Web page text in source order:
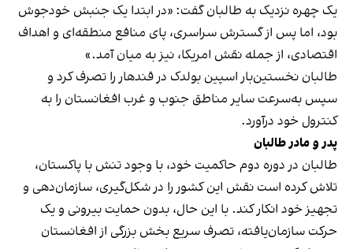
یک چهره نزدیک به طالبان گفت: «در ابتدا یک جنبش خودجوش
بود، اما پس از گسترش سراسری، پای منافع منطقه‌ای و اهداف
اقتصادی، از جمله نقش امریکا، نیز به میان آمد.»
طالبان نخستین‌بار اسپین بولدک در قندهار را تصرف کرد و
سپس به‌سرعت سایر مناطق جنوب و غرب افغانستان را به
کنترول خود درآورد.
پدر و مادر طالبان
طالبان در دوره دوم حاکمیت خود، با وجود تنش با پاکستان،
تلاش کرده است نقش این کشور را در شکل‌گیری، سازمان‌دهی و
تجهیز خود انکار کند. با این حال، بدون حمایت بیرونی و یک
حرکت سازمان‌یافته، تصرف سریع بخش بزرگی از افغانستان